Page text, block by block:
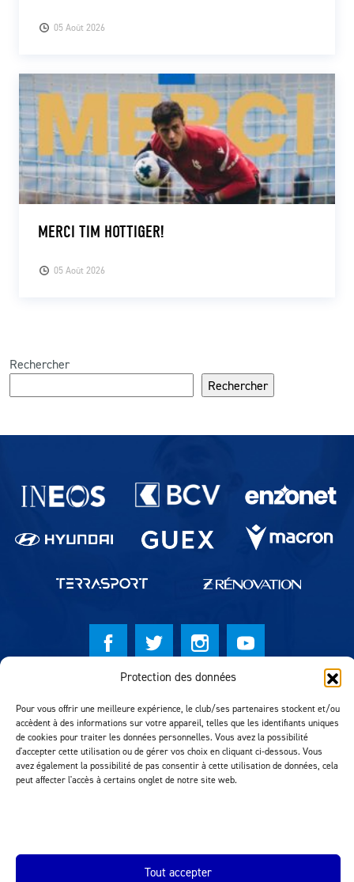
Protection des données
Pour vous offrir une meilleure expérience, le club/ses partenaires stockent et/ou
accèdent à des informations sur votre appareil, telles que les identifiants uniques
de cookies pour traiter les données personnelles. Vous avez la possibilité
d'accepter cette utilisation ou de gérer vos choix en cliquant ci-dessous. Vous
avez également la possibilité de pas consentir à cette utilisation de données, cela
peut affecter l'accès à certains onglet de notre site web.
Tout accepter
05 Août 2026
05 Août 2026
MERCI TIM HOTTIGER!
Rechercher
Rechercher
Partenaires du lausanne-Sport
Réalisation MTM Agency